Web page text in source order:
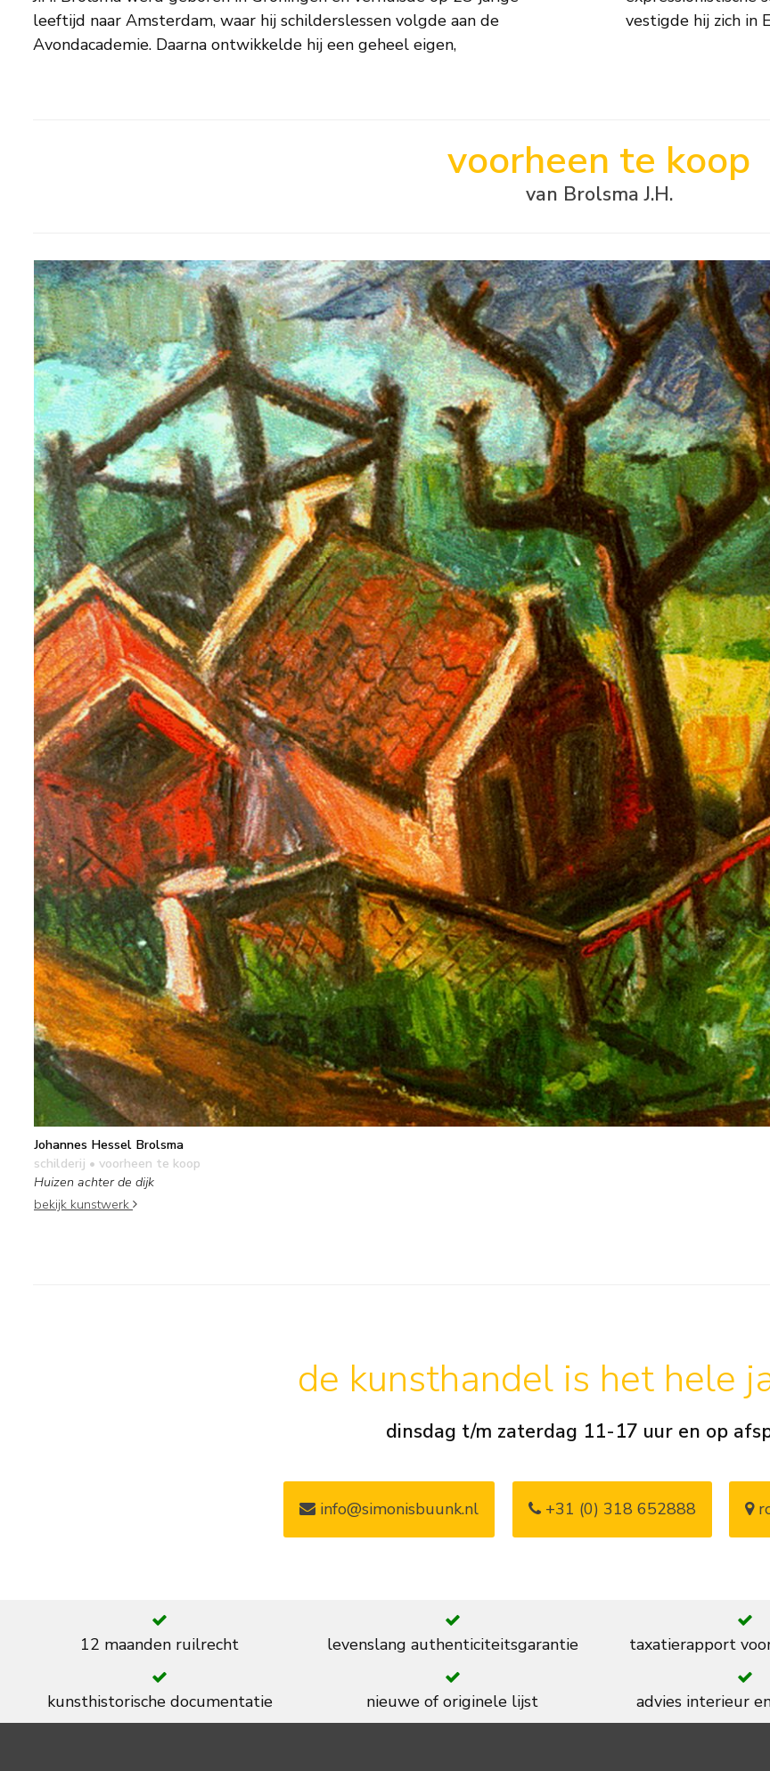
leeftijd naar Amsterdam, waar hij schilderslessen volgde aan de
Avondacademie. Daarna ontwikkelde hij een geheel eigen,
vestigde hij zich in
voorheen te koop
van Brolsma J.H.
Johannes Hessel Brolsma
schilderij • voorheen te koop
Huizen achter de dijk
bekijk kunstwerk
de kunsthandel is het hele
dinsdag t/m zaterdag 11-17 uur en op
info@simonisbuunk.nl +31 (0) 318 652888
12 maanden ruilrecht levenslang authenticiteitsgarantie taxatierapport
kunsthistorische documentatie nieuwe of originele lijst advies interieur